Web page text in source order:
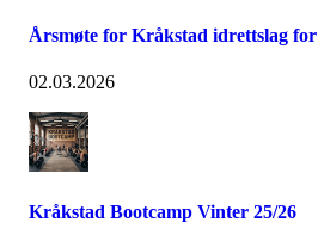
Årsmøte for Kråkstad idrettslag for
02.03.2026
Kråkstad Bootcamp Vinter 25/26